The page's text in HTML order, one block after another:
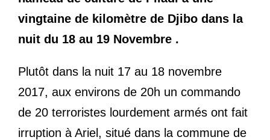
vingtaine de kilomètre de Djibo dans la
nuit du 18 au 19 Novembre .
Plutôt dans la nuit 17 au 18 novembre
2017, aux environs de 20h un commando
de 20 terroristes lourdement armés ont fait
irruption à Ariel, situé dans la commune de